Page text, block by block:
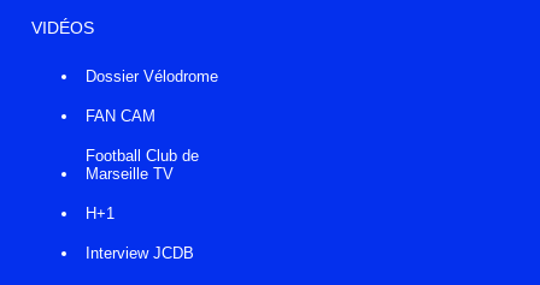
VIDÉOS
Dossier Vélodrome
FAN CAM
Football Club de
Marseille TV
H+1
Interview JCDB